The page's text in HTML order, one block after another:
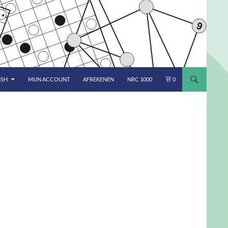
MIJN ACCOUNT AFREKENEN NRC 1000 0